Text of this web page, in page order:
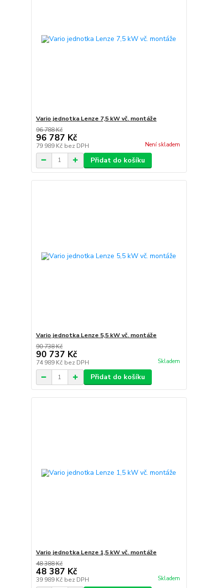
Vario jednotka Lenze 7,5 kW vč. montáže
96 788 Kč
96 787 Kč
79 989 Kč bez DPH Není skladem
Přidat do košíku
Vario jednotka Lenze 5,5 kW vč. montáže
90 738 Kč
90 737 Kč
74 989 Kč bez DPH Skladem
Přidat do košíku
Vario jednotka Lenze 1,5 kW vč. montáže
48 388 Kč
48 387 Kč
39 989 Kč bez DPH Skladem